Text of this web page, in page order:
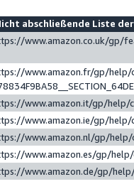
abschließende Liste
www.amazon.co.uk/gp/
www.amazon.fr/gp/help/
www.amazon.it/gp/help/
www.amazon.ie/gp/help/
www.amazon.nl/gp/
www.amazon.es/gp/
www.amazon.de/gp/